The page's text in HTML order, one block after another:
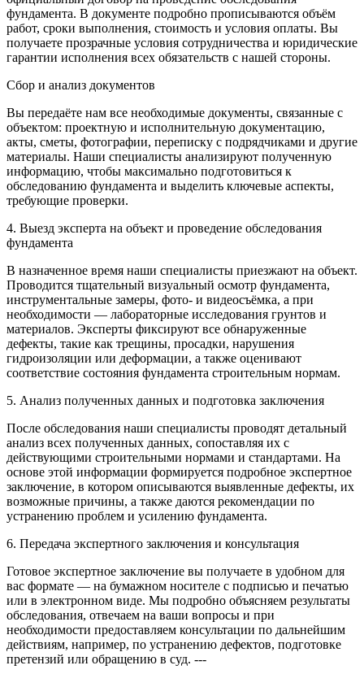
фундамента. В документе подробно прописываются объём
работ, сроки выполнения, стоимость и условия оплаты. Вы
получаете прозрачные условия сотрудничества и юридические
гарантии исполнения всех обязательств с нашей стороны.
Сбор и анализ документов
Вы передаёте нам все необходимые документы, связанные с
объектом: проектную и исполнительную документацию,
акты, сметы, фотографии, переписку с подрядчиками и другие
материалы. Наши специалисты анализируют полученную
информацию, чтобы максимально подготовиться к
обследованию фундамента и выделить ключевые аспекты,
требующие проверки.
4. Выезд эксперта на объект и проведение обследования
фундамента
В назначенное время наши специалисты приезжают на объект.
Проводится тщательный визуальный осмотр фундамента,
инструментальные замеры, фото- и видеосъёмка, а при
необходимости — лабораторные исследования грунтов и
материалов. Эксперты фиксируют все обнаруженные
дефекты, такие как трещины, просадки, нарушения
гидроизоляции или деформации, а также оценивают
соответствие состояния фундамента строительным нормам.
5. Анализ полученных данных и подготовка заключения
После обследования наши специалисты проводят детальный
анализ всех полученных данных, сопоставляя их с
действующими строительными нормами и стандартами. На
основе этой информации формируется подробное экспертное
заключение, в котором описываются выявленные дефекты, их
возможные причины, а также даются рекомендации по
устранению проблем и усилению фундамента.
6. Передача экспертного заключения и консультация
Готовое экспертное заключение вы получаете в удобном для
вас формате — на бумажном носителе с подписью и печатью
или в электронном виде. Мы подробно объясняем результаты
обследования, отвечаем на ваши вопросы и при
необходимости предоставляем консультации по дальнейшим
действиям, например, по устранению дефектов, подготовке
претензий или обращению в суд. ---